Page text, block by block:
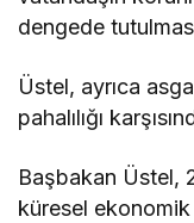
dengede
Üstel, ayrıca
pahalılığı
Başbakan Üstel,
küresel